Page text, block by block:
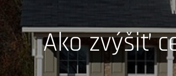
Ako zvýšiť